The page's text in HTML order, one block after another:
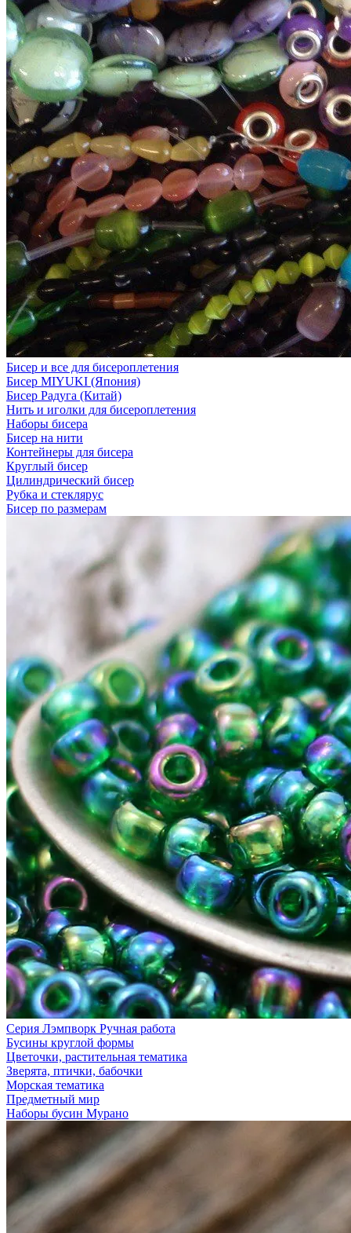
Бисер и все для бисероплетения
Бисер MIYUKI (Япония)
Бисер Радуга (Китай)
Нить и иголки для бисероплетения
Наборы бисера
Бисер на нити
Контейнеры для бисера
Круглый бисер
Цилиндрический бисер
Рубка и стеклярус
Бисер по размерам
Серия Лэмпворк Ручная работа
Бусины круглой формы
Цветочки, растительная тематика
Зверята, птички, бабочки
Морская тематика
Предметный мир
Наборы бусин Мурано